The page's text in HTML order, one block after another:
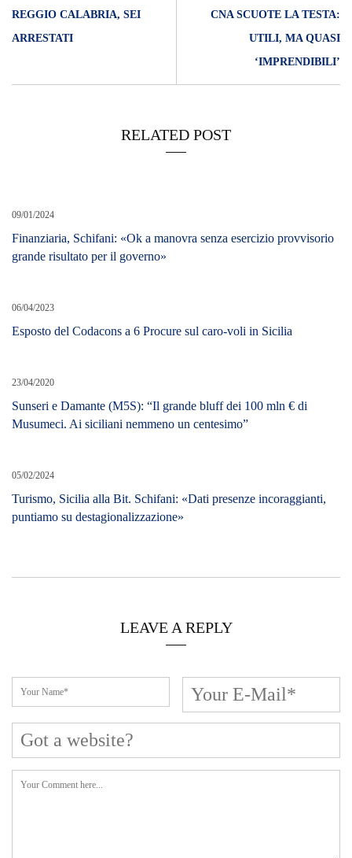
REGGIO CALABRIA, SEI
ARRESTATI
CNA SCUOTE LA TESTA:
UTILI, MA QUASI
‘IMPRENDIBILI’
RELATED POST
09/01/2024
Finanziaria, Schifani: «Ok a manovra senza esercizio provvisorio
grande risultato per il governo»
06/04/2023
Esposto del Codacons a 6 Procure sul caro-voli in Sicilia
23/04/2020
Sunseri e Damante (M5S): “Il grande bluff dei 100 mln € di
Musumeci. Ai siciliani nemmeno un centesimo”
05/02/2024
Turismo, Sicilia alla Bit. Schifani: «Dati presenze incoraggianti,
puntiamo su destagionalizzazione»
LEAVE A REPLY